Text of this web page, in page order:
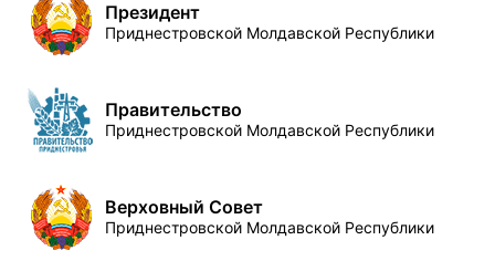
Президент
Приднестровской Молдавской Республики
Правительство
Приднестровской Молдавской Республики
Верховный Совет
Приднестровской Молдавской Республики